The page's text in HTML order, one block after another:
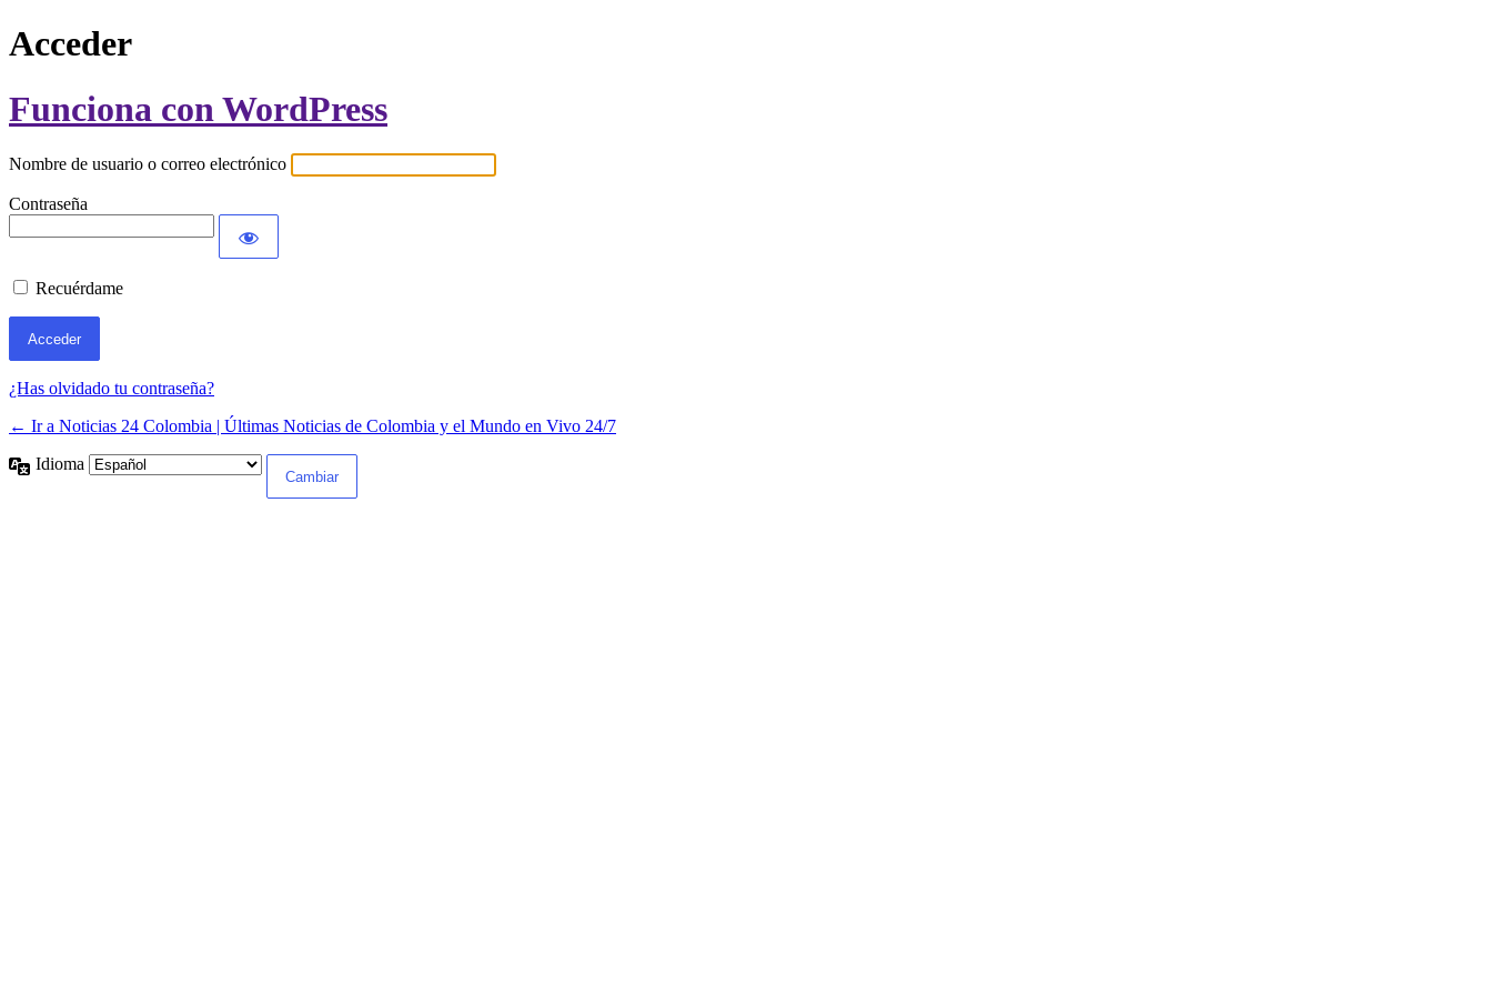
Acceder
Funciona con WordPress
Nombre de usuario o correo electrónico
Contraseña
Recuérdame
¿Has olvidado tu contraseña?
← Ir a Noticias 24 Colombia | Últimas Noticias de Colombia y el Mundo en Vivo 24/7
Idioma